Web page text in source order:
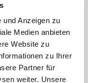
und Anzeigen zu
Medien anbieten
Website zu
zu Ihrer
Partner für
weiter. Unsere
1995
Wohngebäude
Zentralheizung
Öl